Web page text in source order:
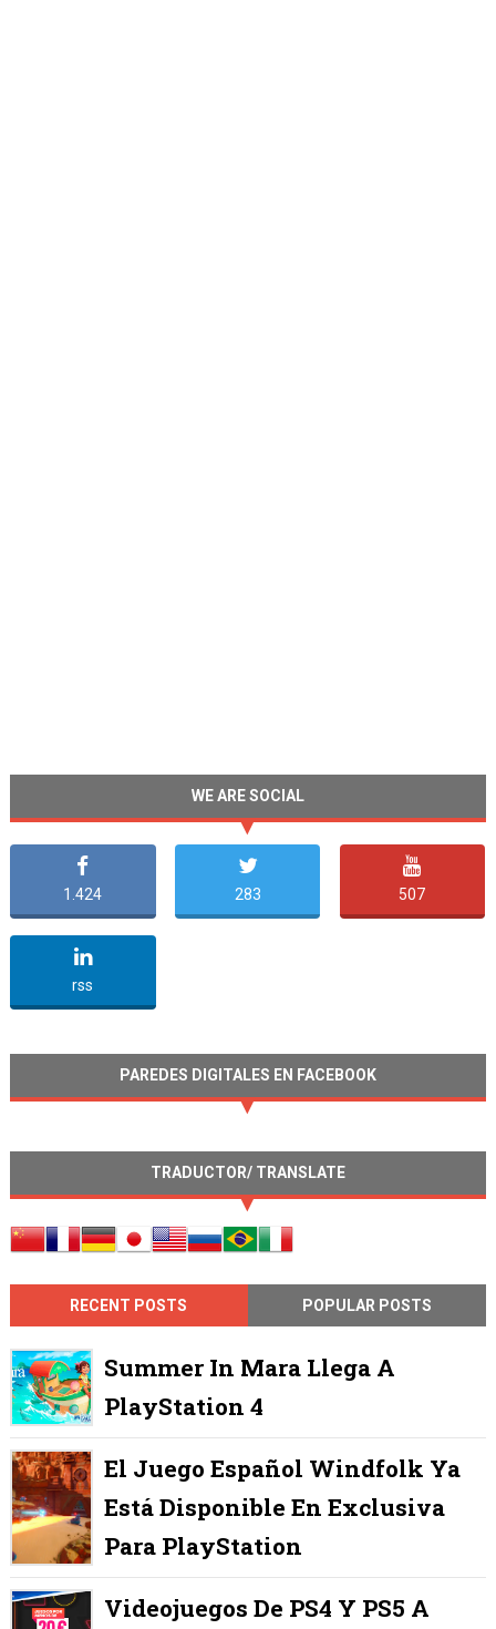
WE ARE SOCIAL
1.424 283 507
rss
PAREDES DIGITALES EN FACEBOOK
TRADUCTOR/ TRANSLATE
RECENT POSTS POPULAR POSTS
Summer In Mara Llega A
PlayStation 4
El Juego Español Windfolk Ya
Está Disponible En Exclusiva
Para PlayStation
Videojuegos De PS4 Y PS5 A